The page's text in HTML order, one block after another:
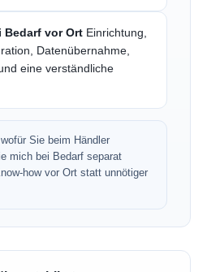
Bedarf vor Ort Einrichtung,
Datenübernahme,
eine verständliche
Sie beim Händler
mich bei Bedarf separat
how vor Ort statt unnötiger